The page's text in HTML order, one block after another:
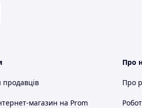
продавців
магазин на Prom
Про
Про